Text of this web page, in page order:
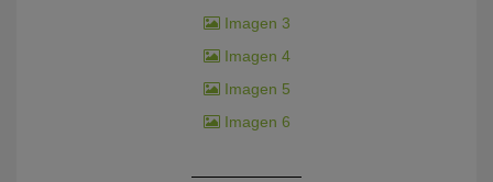
Imagen 3
Imagen 4
Imagen 5
Imagen 6